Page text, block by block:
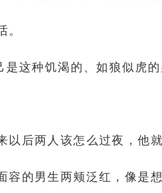
。
这种饥渴的、如狼似虎
后两人该怎么过夜，他
的男生两颊泛红，像是